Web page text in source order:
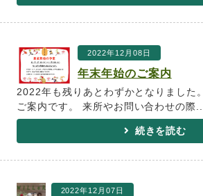
2022年12月08日
年末年始のご案内
2022年も残りあとわずかとなりました
ご案内です。 来所やお問い合わせの際
続きを読む
2022年12月07日